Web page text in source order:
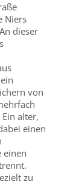
Niers
dieser
von
alter,
einen
einen
zu